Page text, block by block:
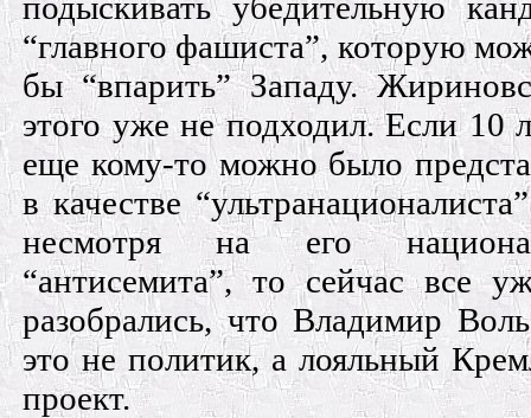
“главного фашиста”, которую
бы “впарить” Западу.
этого уже не подходил. Если 10
еще кому-то можно было
в качестве
несмотря на его
“антисемита”, то сейчас все
разобрались, что Владимир
это не политик, а лояльный
проект.